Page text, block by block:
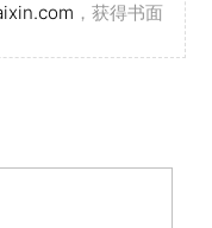
，获得书面